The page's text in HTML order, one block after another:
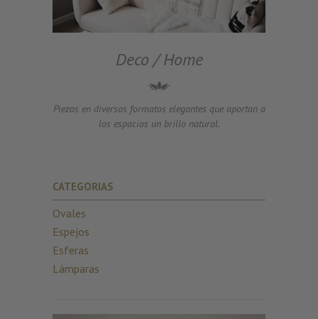
Deco / Home
Piezas en diversos formatos elegantes que aportan a
los espacios un brillo natural.
CATEGORIAS
Ovales
Espejos
Esferas
Lámparas